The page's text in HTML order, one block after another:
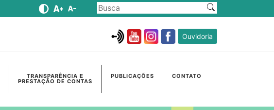
Ouvidoria
TRANSPARÊNCIA E
PRESTAÇÃO DE CONTAS
PUBLICAÇÕES CONTATO